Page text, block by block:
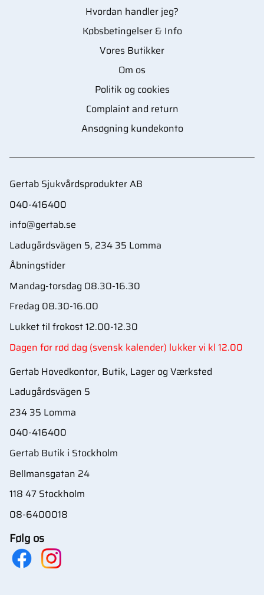
Hvordan handler jeg?
Købsbetingelser & Info
Vores Butikker
Om os
Politik og cookies
Complaint and return
Ansøgning kundekonto
Gertab Sjukvårdsprodukter AB
040-416400
info@gertab.se
Ladugårdsvägen 5, 234 35 Lomma
Åbningstider
Mandag-torsdag 08.30-16.30
Fredag 08.30-16.00
Lukket til frokost 12.00-12.30
Dagen før rød dag (svensk kalender) lukker vi kl 12.00
Gertab Hovedkontor, Butik, Lager og Værksted
Ladugårdsvägen 5
234 35 Lomma
040-416400
Gertab Butik i Stockholm
Bellmansgatan 24
118 47 Stockholm
08-6400018
Følg os